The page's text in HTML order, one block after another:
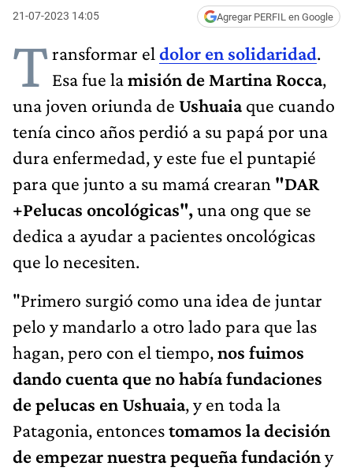
21-07-2023 14:05 Agregar PERFIL en Google
Transformar el dolor en solidaridad.
Esa fue lamisión de Martina Rocca,
una joven oriunda de Ushuaiaque cuando
tenía cinco años perdió a su papá por una
dura enfermedad, y este fue el puntapié
para que junto a su mamá crearan "DAR
+Pelucas oncológicas",una ong que se
dedica a ayudar a pacientes oncológicas
que lo necesiten.
"Primero surgió como una idea de juntar
pelo y mandarlo a otro lado para que las
hagan, pero con el tiempo,nos fuimos
dando cuenta que no había fundaciones
de pelucas en Ushuaia, y en toda la
Patagonia, entoncestomamos la decisión
de empezar nuestra pequeña fundacióny